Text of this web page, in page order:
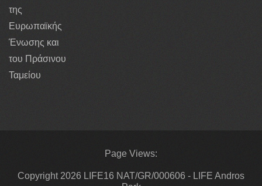
της
Ευρωπαϊκής
Ένωσης και
του Πράσινου
Ταμείου
Page Views:
Copyright 2026 LIFE16 NAT/GR/000606 - LIFE Andros